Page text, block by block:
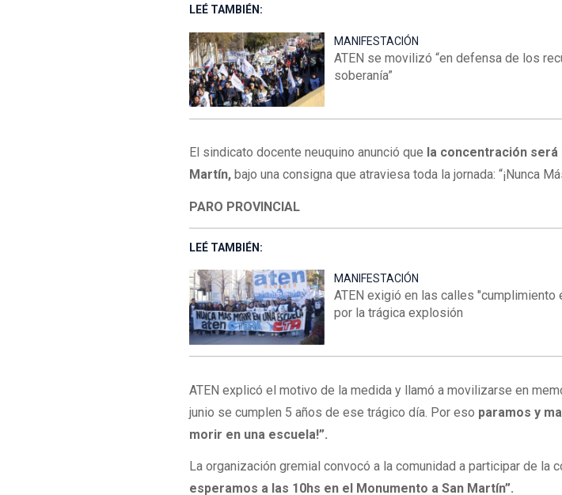
LEÉ TAMBIÉN:
MANIFESTACIÓN
ATEN se movilizó “en defensa de los
soberanía”
El sindicato docente neuquino anunció que la concentración será
Martín, bajo una consigna que atraviesa toda la jornada: “¡Nunca
PARO PROVINCIAL
LEÉ TAMBIÉN:
MANIFESTACIÓN
ATEN exigió en las calles
por la trágica explosión
ATEN explicó el motivo de la medida y llamó a movilizarse en
junio se cumplen 5 años de ese trágico día. Por eso paramos y
morir en una escuela!”.
La organización gremial convocó a la comunidad a participar de la
esperamos a las 10hs en el Monumento a San Martín”.